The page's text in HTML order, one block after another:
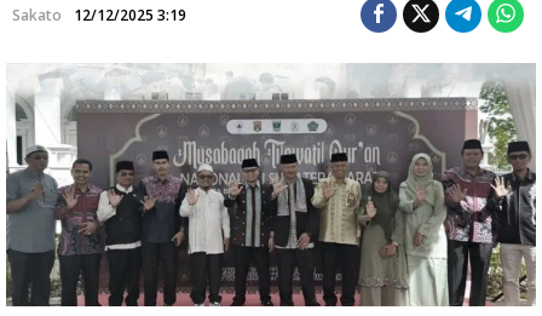
X
I
S
u
m
b
a
r
K
i
Sakato 12/12/2025 3:19